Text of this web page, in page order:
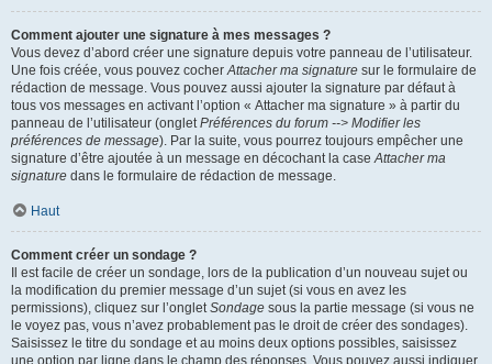
Comment ajouter une signature à mes messages ?
Vous devez d’abord créer une signature depuis votre panneau de l’utilisateur.
Une fois créée, vous pouvez cocherAttacher ma signature sur le formulaire de
rédaction de message. Vous pouvez aussi ajouter la signature par défaut à
tous vos messages en activant l’option « Attacher ma signature » à partir du
panneau de l’utilisateur (ongletPréférences du forum --> Modifier les
préférences de message). Par la suite, vous pourrez toujours empêcher une
signature d’être ajoutée à un message en décochant la caseAttacher ma
signature dans le formulaire de rédaction de message.
Haut
Comment créer un sondage ?
Il est facile de créer un sondage, lors de la publication d’un nouveau sujet ou
la modification du premier message d’un sujet (si vous en avez les
permissions), cliquez sur l’ongletSondage sous la partie message (si vous ne
le voyez pas, vous n’avez probablement pas le droit de créer des sondages).
Saisissez le titre du sondage et au moins deux options possibles, saisissez
une option par ligne dans le champ des réponses. Vous pouvez aussi indiquer